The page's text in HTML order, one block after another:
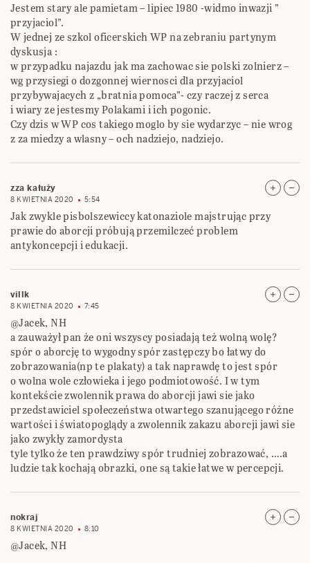
Jestem stary ale pamietam – lipiec 1980 -widmo inwazji ”
przyjaciol”.
W jednej ze szkol oficerskich WP na zebraniu partynym
dyskusja :
w przypadku najazdu jak ma zachowac sie polski zolnierz –
wg przysiegi o dozgonnej wiernosci dla przyjaciol
przybywajacych z „bratnia pomoca”- czy raczej z serca
i wiary ze jestesmy Polakami i ich pogonic.
Czy dzis w WP cos takiego moglo by sie wydarzyc – nie wrog
z za miedzy a wlasny – och nadziejo, nadziejo.
zza kałuży
8 KWIETNIA 2020 5:54
Jak zwykle pisbolszewiccy katonaziole majstrując przy
prawie do aborcji próbują przemilczeć problem
antykoncepcji i edukacji.
villk
8 KWIETNIA 2020 7:45
@Jacek, NH
a zauważył pan że oni wszyscy posiadają też wolną wolę?
spór o aborcję to wygodny spór zastępczy bo łatwy do
zobrazowania(np te plakaty) a tak naprawdę to jest spór
o wolna wole człowieka i jego podmiotowość. I w tym
kontekście zwolennik prawa do aborcji jawi sie jako
przedstawiciel społeczeństwa otwartego szanującego różne
wartości i światopoglądy a zwolennik zakazu aborcji jawi sie
jako zwykły zamordysta
tyle tylko że ten prawdziwy spór trudniej zobrazować, ….a
ludzie tak kochają obrazki, one są takie łatwe w percepcji.
nokraj
8 KWIETNIA 2020 8:10
@Jacek, NH